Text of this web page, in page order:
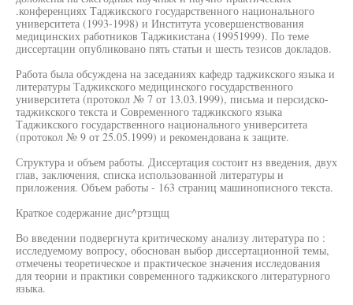
.конференциях Таджикского государственного национального
университета (1993-1998) и Института усовершенствования
медицинских работников Таджикистана (19951999). По теме
диссертации опубликовано пять статьи и шесть тезисов докладов.
Работа была обсуждена на заседаниях кафедр таджикского языка и
литературы Таджикского медицинского государственного
университета (протокол № 7 от 13.03.1999), письма и персидско-
таджикского текста и Современного таджикского языка
Таджикского государственного национального университета
(протокол № 9 от 25.05.1999) и рекомендована к защите.
Структура и объем работы. Диссертация состоит нз введения, двух
глав, заключения, списка использованной литературы и
приложения. Объем работы - 163 страниц машинописного текста.
Краткое содержание дис^ртзщщ
Во введении подвергнута критическому анализу литература по :
исследуемому вопросу, обоснован выбор диссертационной темы,
отмечены теоретическое и практическое значения исследования
для теории и практики современного таджикского литературного
языка.